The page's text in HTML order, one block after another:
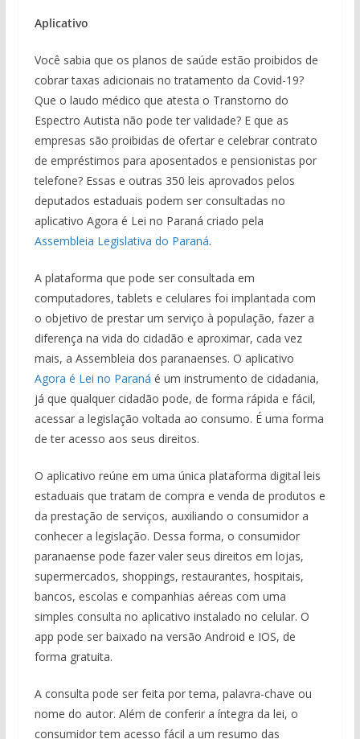
Aplicativo
Você sabia que os planos de saúde estão proibidos de
cobrar taxas adicionais no tratamento da Covid-19?
Que o laudo médico que atesta o Transtorno do
Espectro Autista não pode ter validade? E que as
empresas são proibidas de ofertar e celebrar contrato
de empréstimos para aposentados e pensionistas por
telefone? Essas e outras 350 leis aprovados pelos
deputados estaduais podem ser consultadas no
aplicativo Agora é Lei no Paraná criado pela
Assembleia Legislativa do Paraná.
A plataforma que pode ser consultada em
computadores, tablets e celulares foi implantada com
o objetivo de prestar um serviço à população, fazer a
diferença na vida do cidadão e aproximar, cada vez
mais, a Assembleia dos paranaenses. O aplicativo
Agora é Lei no Paraná é um instrumento de cidadania,
já que qualquer cidadão pode, de forma rápida e fácil,
acessar a legislação voltada ao consumo. É uma forma
de ter acesso aos seus direitos.
O aplicativo reúne em uma única plataforma digital leis
estaduais que tratam de compra e venda de produtos e
da prestação de serviços, auxiliando o consumidor a
conhecer a legislação. Dessa forma, o consumidor
paranaense pode fazer valer seus direitos em lojas,
supermercados, shoppings, restaurantes, hospitais,
bancos, escolas e companhias aéreas com uma
simples consulta no aplicativo instalado no celular. O
app pode ser baixado na versão Android e IOS, de
forma gratuita.
A consulta pode ser feita por tema, palavra-chave ou
nome do autor. Além de conferir a íntegra da lei, o
consumidor tem acesso fácil a um resumo das